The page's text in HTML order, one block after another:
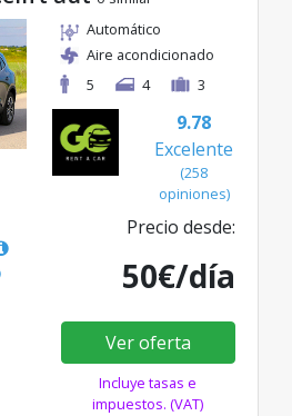
Automático
Aire acondicionado
5
4 3
9.78
Excelente
(258
opiniones)
Precio desde:
50€/día
Ver oferta
Incluye tasas e
impuestos. (VAT)